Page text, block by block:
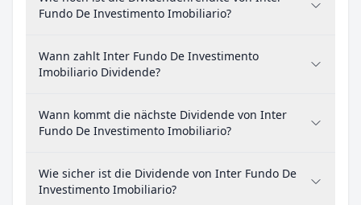
Fundo De Investimento Imobiliario?
Wann zahlt Inter Fundo De Investimento
Imobiliario Dividende?
Wann kommt die nächste Dividende von Inter
Fundo De Investimento Imobiliario?
Wie sicher ist die Dividende von Inter Fundo De
Investimento Imobiliario?